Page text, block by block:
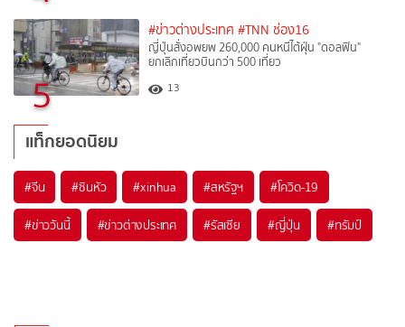
5
#ข่าวต่างประเทศ #TNN ช่อง16
ญี่ปุ่นสั่งอพยพ 260,000 คนหนีไต้ฝุ่น "ดอลฟิน"
ยกเลิกเที่ยวบินกว่า 500 เที่ยว
13
แท็กยอดนิยม
#จีน #ซินหัว #xinhua #สหรัฐฯ #โควิด-19
#ข่าววันนี้ #ข่าวต่างประเทศ #รัสเซีย #ญี่ปุ่น #ทรัมป์